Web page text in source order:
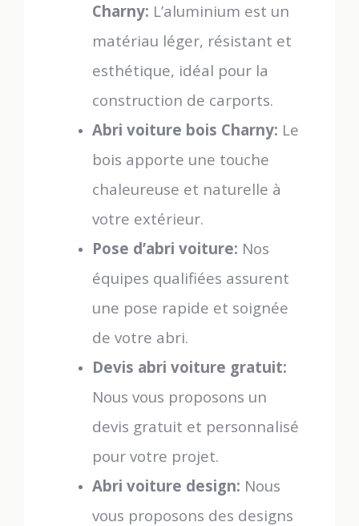
Charny: L’aluminium est un
matériau léger, résistant et
esthétique, idéal pour la
construction de carports.
Abri voiture bois Charny: Le
bois apporte une touche
chaleureuse et naturelle à
votre extérieur.
Pose d’abri voiture: Nos
équipes qualifiées assurent
une pose rapide et soignée
de votre abri.
Devis abri voiture gratuit:
Nous vous proposons un
devis gratuit et personnalisé
pour votre projet.
Abri voiture design: Nous
vous proposons des designs